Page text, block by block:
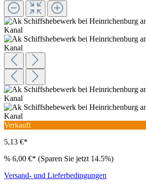
Verkauft
5,13 €*
% 6,00 €* (Sparen Sie jetzt 14.5%)
Versand- und Lieferbedingungen